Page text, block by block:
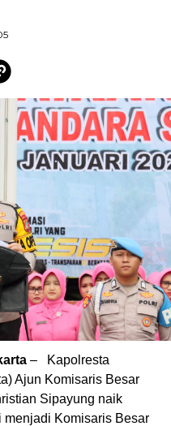
– Kapolresta
Ajun Komisaris Besar
Sipayung naik
menjadi Komisaris Besar